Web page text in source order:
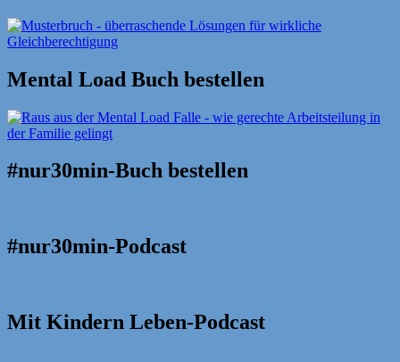
Mental Load Buch bestellen
#nur30min-Buch bestellen
#nur30min-Podcast
Mit Kindern Leben-Podcast